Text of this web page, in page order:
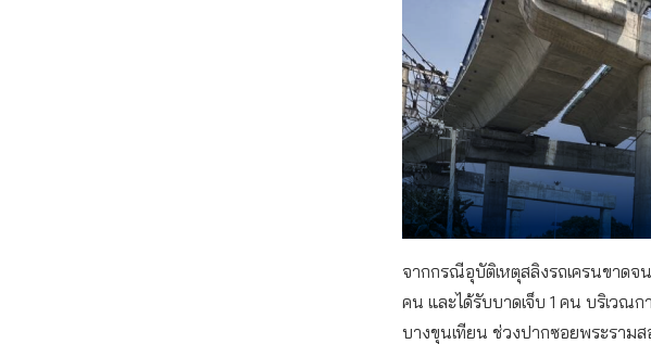
จากกรณีอุบัติเหตุสลิงรถเครนขาดจ
คน และได้รับบาดเจ็บ 1 คน บริเวณ
บางขุนเทียน ช่วงปากซอยพระราม